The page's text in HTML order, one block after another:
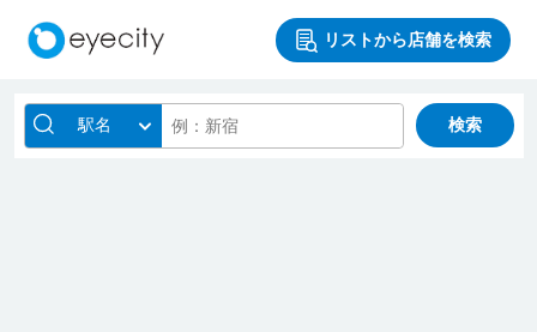
リストから店舗を検索
駅名 検索